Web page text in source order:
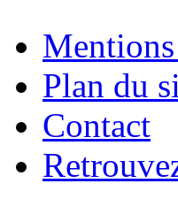
Plan du
Contact